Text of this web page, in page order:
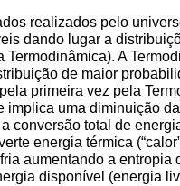
realizados pelo
dando lugar a
Termodinâmica). A
de maior
primeira vez pela
uma diminuição
conversão total de
energia térmica
aumentando a
disponível (energia